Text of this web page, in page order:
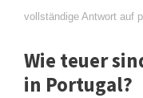
vollständige Antwort auf
Wie teuer
in Portugal?